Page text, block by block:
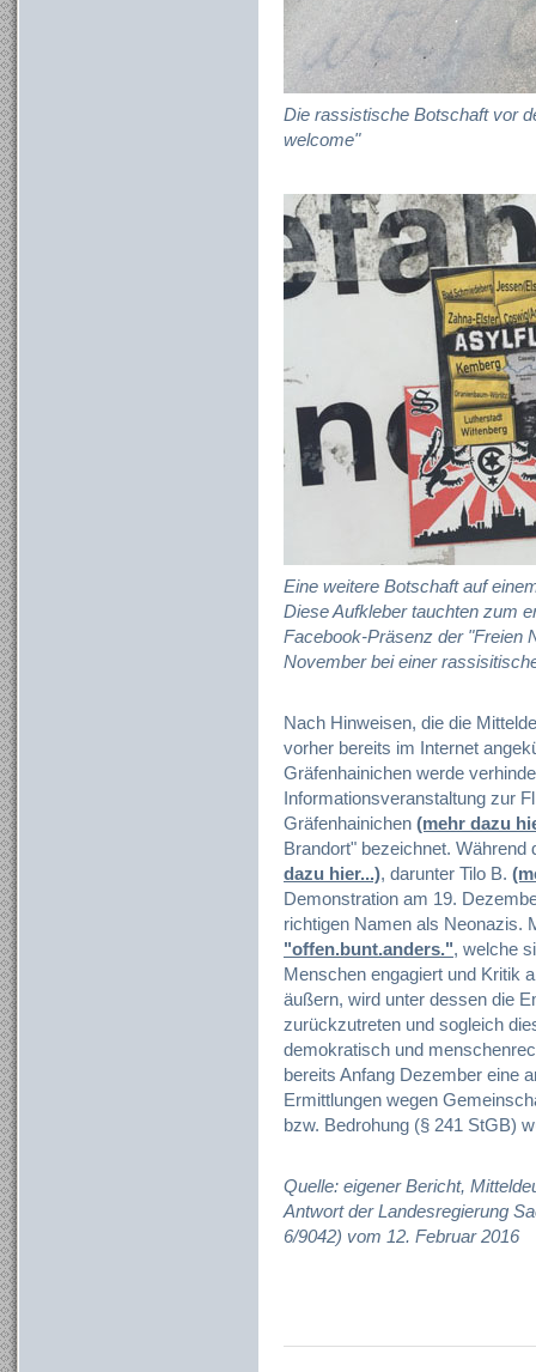
Die rassistische Botschaft vor
welcome"
Eine weitere Botschaft auf
Diese Aufkleber tauchten zum
Facebook-Präsenz der "Freien
November bei einer
Nach Hinweisen, die die
vorher bereits im Internet
Gräfenhainichen werde
Informationsveranstaltung zur
Gräfenhainichen (mehr dazu
Brandort" bezeichnet.
dazu hier...), darunter Tilo B.
Demonstration am 19.
richtigen Namen als Neonazis.
"offen.bunt.anders.", welche
Menschen engagiert und Kritik
äußern, wird unter dessen die
zurückzutreten und sogleich
demokratisch und
bereits Anfang Dezember eine
Ermittlungen wegen
bzw. Bedrohung (§ 241 StGB)
Quelle: eigener Bericht,
Antwort der Landesregierung
6/9042) vom 12. Februar 2016